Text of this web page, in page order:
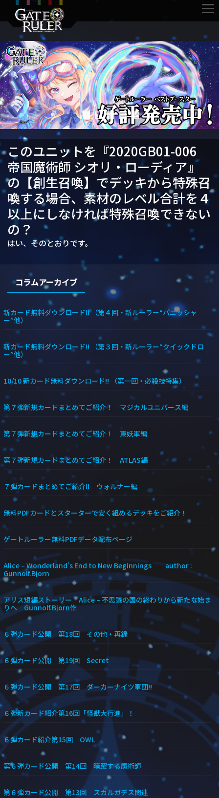
このユニットを『2020GB01-006
帝国魔術師 シオリ・ローディア』
の【創生召喚】でデッキから特殊召
喚する場合、素材のレベル合計を４
以上にしなければ特殊召喚できない
の？
はい、そのとおりです。
コラムアーカイブ
新カード無料ダウンロード!! （第４回・新ルーラー“パニッシャ
ー”他）
新カード無料ダウンロード!! （第３回・新ルーラー“クイックドロ
ー”他）
10/10 新カード無料ダウンロード!! （第一回・必殺技特集）
第７弾新規カードまとめてご紹介！ マジカルユニバース編
第７弾新規カードまとめてご紹介！ 東妖軍編
第７弾新規カードまとめてご紹介！ ATLAS編
７弾カードまとめてご紹介!! ウォルナー編
無料PDFカードとスターターで安く組めるデッキをご紹介！
ゲートルーラー無料PDFデータ配布ページ
Alice – Wonderland’s End to New Beginnings author :
Gunnolf.Bjorn
アリス短編ストーリー Alice – 不思議の国の終わりから新たな始ま
りへ Gunnolf.Bjorn作
６弾カード公開 第18回 その他・再録
６弾カード公開 第19回 Secret
６弾カード公開 第17回 ダーカーナイツ軍団!!
６弾新カード紹介第16回「怪獣大行進」！
６弾カード紹介第15回 OWL
第６弾カード公開 第14回 暗躍する魔術師
第６弾カード公開 第13回 スカルガデス関連